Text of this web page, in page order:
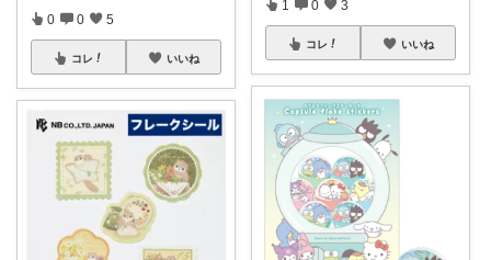
0 0 5
コレ いいね
1 0 3
コレ いいね